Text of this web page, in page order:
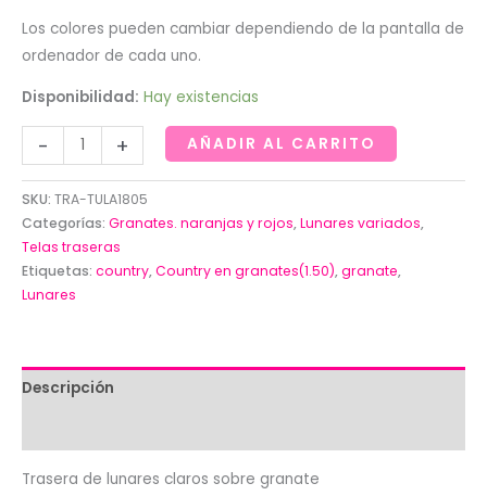
Los colores pueden cambiar dependiendo de la pantalla de
ordenador de cada uno.
Disponibilidad: Hay existencias
-
de
lunares
claros
sobre
granate
satinado.
metros
+ AÑADIR AL CARRITO
SKU: TRA-TULA1805
Categorías: Granates. naranjas y rojos,Lunares variados,
Telas traseras
Etiquetas: country,Country en granates(1.50),granate,
Lunares
Descripción
Trasera de lunares claros sobre granate